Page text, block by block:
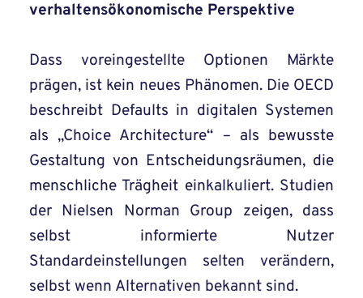
verhaltensökonomische Perspektive
Dass voreingestellte Optionen Märkte
prägen, ist kein neues Phänomen. Die OECD
beschreibt Defaults in digitalen Systemen
als „Choice Architecture“ – als bewusste
Gestaltung von Entscheidungsräumen, die
menschliche Trägheit einkalkuliert. Studien
der Nielsen Norman Group zeigen, dass
selbst informierte Nutzer
Standardeinstellungen selten verändern,
selbst wenn Alternativen bekannt sind.